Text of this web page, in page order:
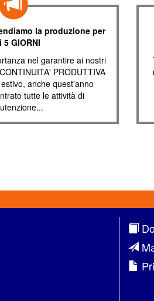
la produzione per
5 GIORNI
nel garantire ai nostri
PRODUTTIVA
anche quest'anno
tutte le attività di